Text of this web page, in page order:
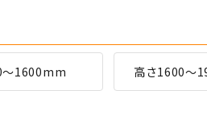
～1600mm 高さ1600～